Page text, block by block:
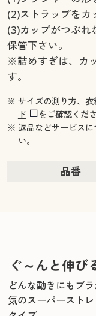
(2)ストラップをカ
(3)カップがつぶれ
保管下さい。
※詰めすぎは、カ
す。
※ サイズの測り方、衣
ド
をご確認くださ
※ 返品などサービスに
い。
品番
ぐ～んと伸び
どんな動きにもブ
気のスーパースト